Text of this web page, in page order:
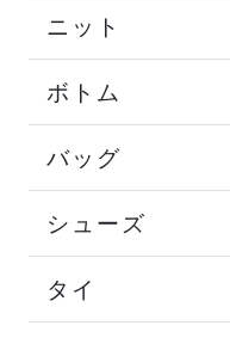
ニット
ボトム
バッグ
シューズ
タイ